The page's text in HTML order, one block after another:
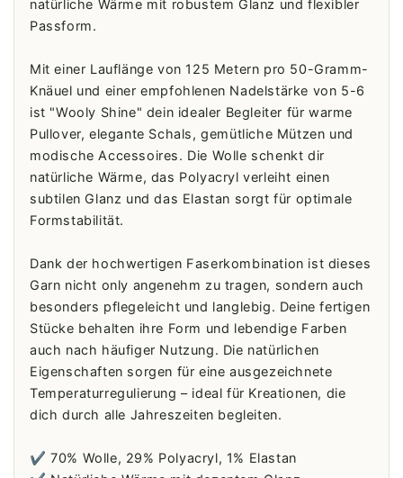
natürliche Wärme mit robustem Glanz und flexibler
Passform.
Mit einer Lauflänge von 125 Metern pro 50-Gramm-
Knäuel und einer empfohlenen Nadelstärke von 5-6
ist "Wooly Shine" dein idealer Begleiter für warme
Pullover, elegante Schals, gemütliche Mützen und
modische Accessoires. Die Wolle schenkt dir
natürliche Wärme, das Polyacryl verleiht einen
subtilen Glanz und das Elastan sorgt für optimale
Formstabilität.
Dank der hochwertigen Faserkombination ist dieses
Garn nicht only angenehm zu tragen, sondern auch
besonders pflegeleicht und langlebig. Deine fertigen
Stücke behalten ihre Form und lebendige Farben
auch nach häufiger Nutzung. Die natürlichen
Eigenschaften sorgen für eine ausgezeichnete
Temperaturregulierung – ideal für Kreationen, die
dich durch alle Jahreszeiten begleiten.
✔️ 70% Wolle, 29% Polyacryl, 1% Elastan